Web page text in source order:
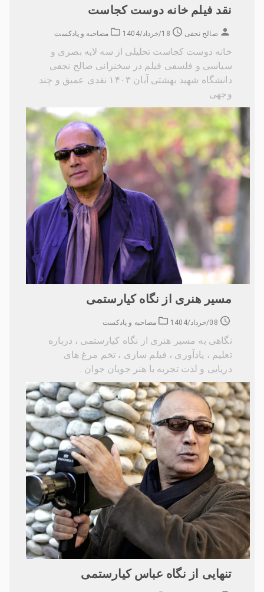
نقد فیلم خانه دوست کجاست
صالح نجفی 18/خرداد/1404 مصاحبه و پادکست
خانه دوست کجاست تحلیلی از سه لایه بصری و
سیاسی و فلسفی فیلم در سخنرانی صالح نجفی
دانشگاه شهید بهشتی آبان ۱۴۰۳ نقدی عمیق و چند
وجهی
مسیر هنری از نگاه کیارستمی
08/خرداد/1404 مصاحبه و پادکست
نگاهی به مسیر هنری از نگاه کیارستمی ، درباره
تعلیم ، یادآوری ، فیلم سازی ، تخم مرغ های
دریایی و لذت تجربه با هنر جویان جوان .
تنهایی از نگاه عباس کیارستمی